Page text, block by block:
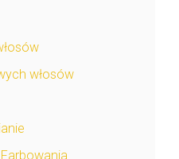
włosów